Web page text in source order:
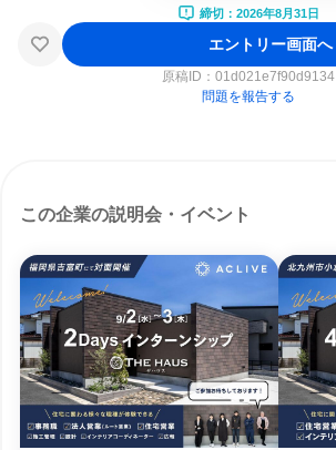
締切：2026年8月31日
エントリー画面へ
原稿ID： 01d021e7f90d9134
問題を報告する
この企業の説明会・イベント